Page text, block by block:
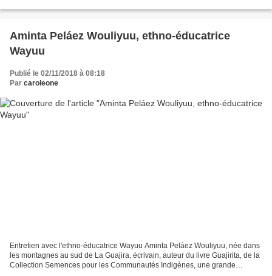
Aminta Peláez Wouliyuu, ethno-éducatrice
Wayuu
Publié le 02/11/2018 à 08:18
Par caroleone
Entretien avec l'ethno-éducatrice Wayuu Aminta Peláez Wouliyuu, née dans
les montagnes au sud de La Guajira, écrivain, auteur du livre Guajirita, de la
Collection Semences pour les Communautés Indigènes, une grande